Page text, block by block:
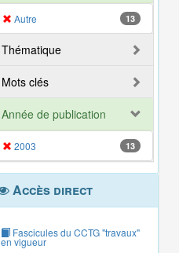
Autre 13
Thématique
Mots clés
Année de publication
2003 13
Accès direct
Fascicules du CCTG "travaux"
en vigueur